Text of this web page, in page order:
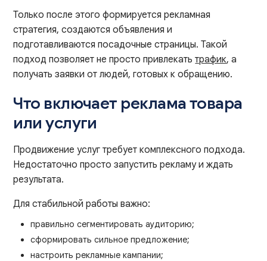
Только после этого формируется рекламная
стратегия, создаются объявления и
подготавливаются посадочные страницы. Такой
подход позволяет не просто привлекатьтрафик, а
получать заявки от людей, готовых к обращению.
Что включает реклама товара
или услуги
Продвижение услуг требует комплексного подхода.
Недостаточно просто запустить рекламу и ждать
результата.
Для стабильной работы важно:
правильно сегментировать аудиторию;
сформировать сильное предложение;
настроить рекламные кампании;